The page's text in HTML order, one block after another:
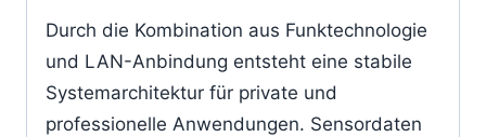
Durch die Kombination aus Funktechnologie
und LAN-Anbindung entsteht eine stabile
Systemarchitektur für private und
professionelle Anwendungen. Sensordaten